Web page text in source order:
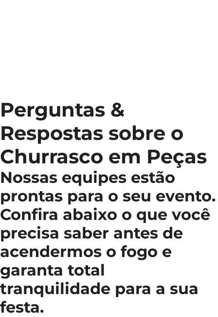
Perguntas &
Respostas sobre o
Churrasco em Peças
Nossas equipes estão
prontas para o seu evento.
Confira abaixo o que você
precisa saber antes de
acendermos o fogo e
garanta total
tranquilidade para a sua
festa.